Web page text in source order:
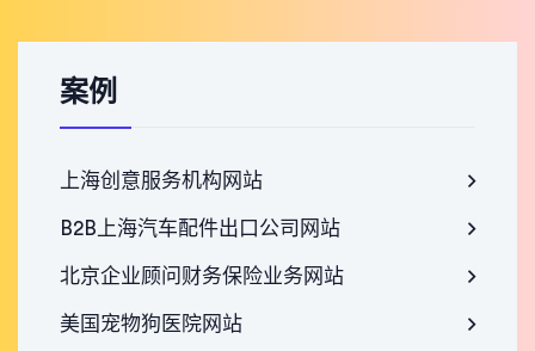
案例
上海创意服务机构网站
B2B上海汽车配件出口公司网站
北京企业顾问财务保险业务网站
美国宠物狗医院网站